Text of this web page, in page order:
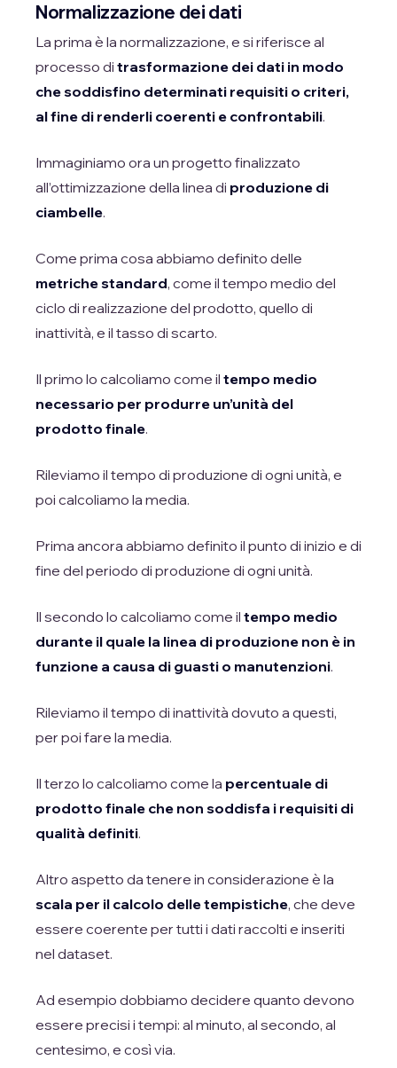
Normalizzazione dei dati
La prima è la normalizzazione, e si riferisce al
processo di trasformazione dei dati in modo
che soddisfino determinati requisiti o criteri,
al fine di renderli coerenti e confrontabili.
Immaginiamo ora un progetto finalizzato
all’ottimizzazione della linea di produzione di
ciambelle.
Come prima cosa abbiamo definito delle
metriche standard, come il tempo medio del
ciclo di realizzazione del prodotto, quello di
inattività, e il tasso di scarto.
Il primo lo calcoliamo come il tempo medio
necessario per produrre un’unità del
prodotto finale.
Rileviamo il tempo di produzione di ogni unità, e
poi calcoliamo la media.
Prima ancora abbiamo definito il punto di inizio e di
fine del periodo di produzione di ogni unità.
Il secondo lo calcoliamo come il tempo medio
durante il quale la linea di produzione non è in
funzione a causa di guasti o manutenzioni.
Rileviamo il tempo di inattività dovuto a questi,
per poi fare la media.
Il terzo lo calcoliamo come la percentuale di
prodotto finale che non soddisfa i requisiti di
qualità definiti.
Altro aspetto da tenere in considerazione è la
scala per il calcolo delle tempistiche, che deve
essere coerente per tutti i dati raccolti e inseriti
nel dataset.
Ad esempio dobbiamo decidere quanto devono
essere precisi i tempi: al minuto, al secondo, al
centesimo, e così via.